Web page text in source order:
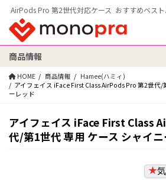
AirPods Pro 第2世代対応ケース おすすめベス
検索:
商品情報
HOME 商品情報
Hamee(ハミィ)
アイフェイス iFace First Class AirPods Pro 第2世代/
ーレッド
アイフェイス iFace First Class
代/第1世代 専用 ケース シャイ